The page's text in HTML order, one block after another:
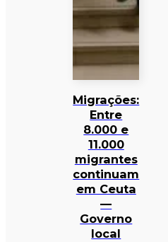
Migrações:
Entre
8.000 e
11.000
migrantes
continuam
em Ceuta
—
Governo
local